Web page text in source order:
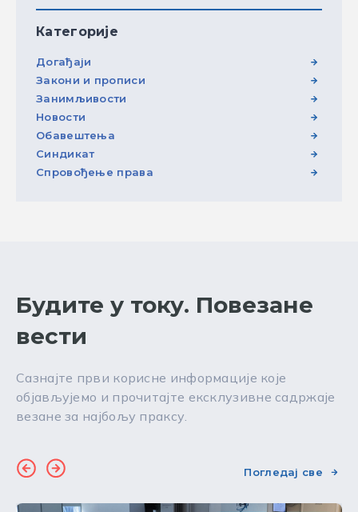
Категорије
Догађаји
Закони и прописи
Занимљивости
Новости
Обавештења
Синдикат
Спровођење права
Будите у току. Повезане
вести
Сазнајте први корисне информације које
објављујемо и прочитајте ексклузивне садржаје
везане за најбољу праксу.
Погледај све